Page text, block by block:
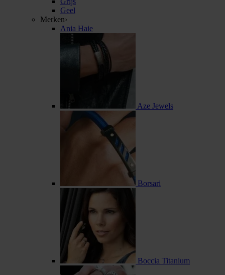
Geel
Merken›
Ania Haie
Aze Jewels
Borsari
Boccia Titanium